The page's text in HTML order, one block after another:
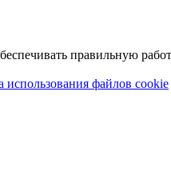
правильную
использования файлов cookie